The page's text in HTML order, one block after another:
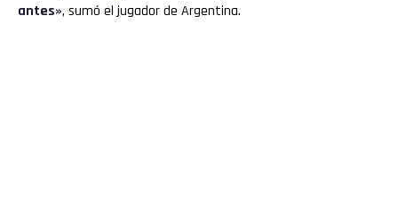
antes», sumó el jugador de Argentina.